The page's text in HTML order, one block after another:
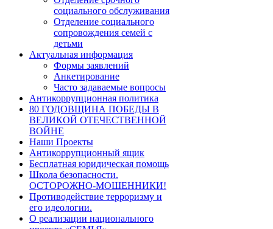
социального обслуживания
Отделение социального
сопровождения семей с
детьми
Актуальная информация
Формы заявлений
Анкетирование
Часто задаваемые вопросы
Антикоррупционная политика
80 ГОДОВЩИНА ПОБЕДЫ В
ВЕЛИКОЙ ОТЕЧЕСТВЕННОЙ
ВОЙНЕ
Наши Проекты
Антикоррупционный ящик
Бесплатная юридическая помощь
Школа безопасности.
ОСТОРОЖНО-МОШЕННИКИ!
Противодействие терроризму и
его идеологии.
О реализации национального